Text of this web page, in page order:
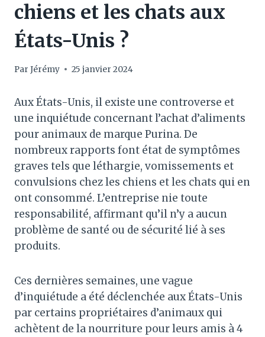
chiens et les chats aux
États-Unis ?
Par Jérémy 25 janvier 2024
Aux États-Unis, il existe une controverse et
une inquiétude concernant l’achat d’aliments
pour animaux de marque Purina. De
nombreux rapports font état de symptômes
graves tels que léthargie, vomissements et
convulsions chez les chiens et les chats qui en
ont consommé. L’entreprise nie toute
responsabilité, affirmant qu’il n’y a aucun
problème de santé ou de sécurité lié à ses
produits.
Ces dernières semaines, une vague
d’inquiétude a été déclenchée aux États-Unis
par certains propriétaires d’animaux qui
achètent de la nourriture pour leurs amis à 4